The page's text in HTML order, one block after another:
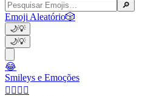
🔎
Emoji Aleatório🎲
🌙💡
🌙💡
😂
Smileys e Emoções
👩‍❤️‍💋‍👨